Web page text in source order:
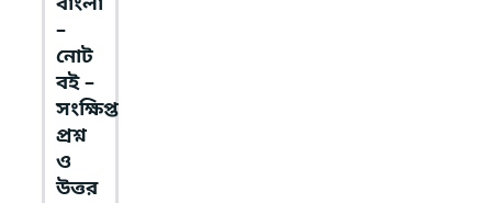
–
নোট
বই –
সংক্ষিপ্ত
প্রশ্ন
ও
উত্তর